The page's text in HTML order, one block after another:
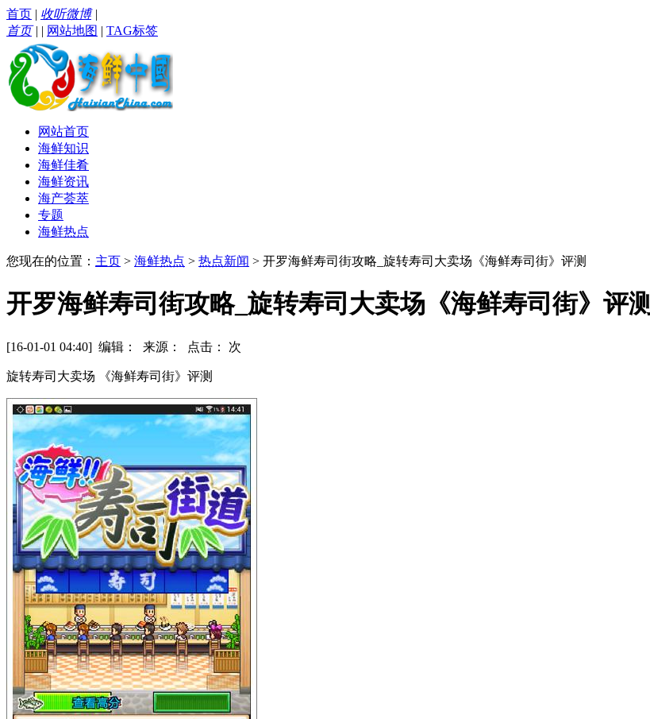
首页 | 收听微博|
首页| | 网站地图 | TAG标签
网站首页
海鲜知识
海鲜佳肴
海鲜资讯
海产荟萃
专题
海鲜热点
您现在的位置： 主页 > 海鲜热点 > 热点新闻 > 开罗海鲜寿司街攻略_旋转寿司大卖场《海鲜寿司街》评测
开罗海鲜寿司街攻略_旋转寿司大卖场《海鲜寿司街》评测
[16-01-01 04:40] 编辑： 来源： 点击： 次
旋转寿司大卖场 《海鲜寿司街》评测